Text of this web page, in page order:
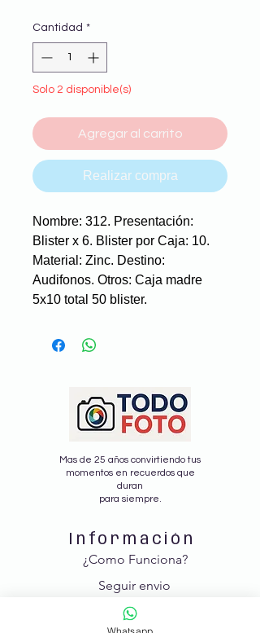
Cantidad *
Solo 2 disponible(s)
Agregar al carrito
Realizar compra
Nombre: 312. Presentación:
Blister x 6. Blister por Caja: 10.
Material: Zinc. Destino:
Audifonos. Otros: Caja madre
5x10 total 50 blister.
Mas de 25 años convirtiendo tus
momentos en recuerdos que
duran
para siempre.
Información
¿Como Funciona?
Nosotros
Seguir envio
Whatsapp